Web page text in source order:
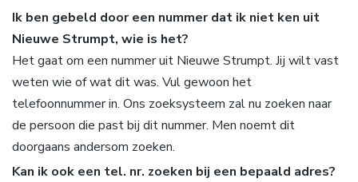
Ik ben gebeld door een nummer dat ik niet ken uit
Nieuwe Strumpt, wie is het?
Het gaat om een nummer uit Nieuwe Strumpt. Jij wilt vast
weten wie of wat dit was. Vul gewoon het
telefoonnummer in. Ons zoeksysteem zal nu zoeken naar
de persoon die past bij dit nummer. Men noemt dit
doorgaans andersom zoeken.
Kan ik ook een tel. nr. zoeken bij een bepaald adres?